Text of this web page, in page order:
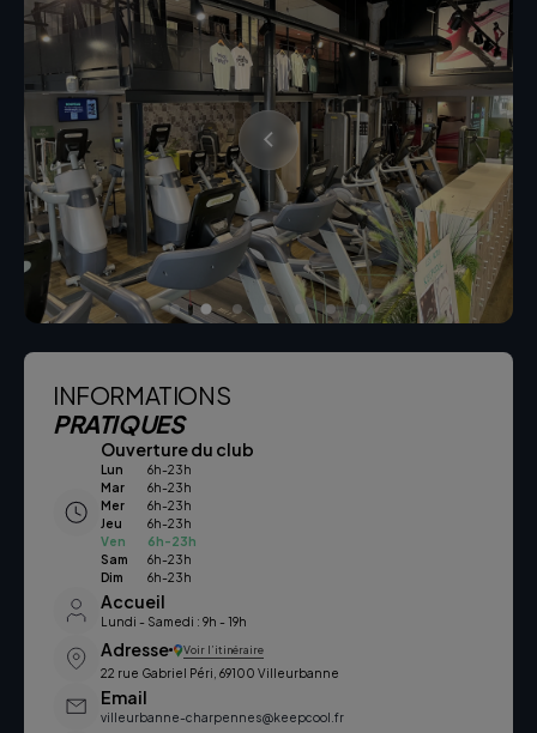
INFORMATIONS
PRATIQUES
Ouverture du club
Lun
6h-23h
Mar
6h-23h
Mer
6h-23h
Jeu
6h-23h
Ven
6h-23h
Sam
6h-23h
Dim
6h-23h
Accueil
Lundi - Samedi : 9h - 19h
Adresse Voir l’itinéraire
22 rue Gabriel Péri, 69100 Villeurbanne
Email
villeurbanne-charpennes@keepcool.fr